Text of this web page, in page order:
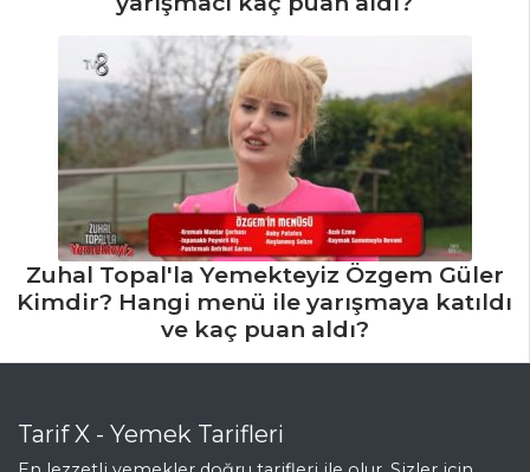
Zuhal Topal'la Yemekteyiz Özgem Güler
Kimdir? Hangi menü ile yarışmaya katıldı
ve kaç puan aldı?
Tarif X - Yemek Tarifleri